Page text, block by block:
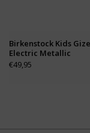
Birkenstock Kids
Electric Metallic
€49,95